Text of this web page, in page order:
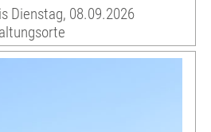
Dienstag, 08.09.2026